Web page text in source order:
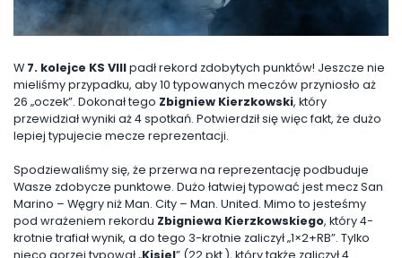
W 7. kolejce KS VIIIpadł rekord zdobytych punktów! Jeszcze nie
mieliśmy przypadku, aby 10 typowanych meczów przyniosło aż
26 „oczek”. Dokonał tego Zbigniew Kierzkowski, który
przewidział wyniki aż 4 spotkań. Potwierdził się więc fakt, że dużo
lepiej typujecie mecze reprezentacji.
Spodziewaliśmy się, że przerwa na reprezentację podbuduje
Wasze zdobycze punktowe. Dużo łatwiej typować jest mecz San
Marino – Węgry niż Man. City – Man. United. Mimo to jesteśmy
pod wrażeniem rekordu Zbigniewa Kierzkowskiego, który 4-
krotnie trafiał wynik, a do tego 3-krotnie zaliczył „1×2+RB”. Tylko
nieco gorzej typował „Kisiel” (22 pkt.), który także zaliczył 4